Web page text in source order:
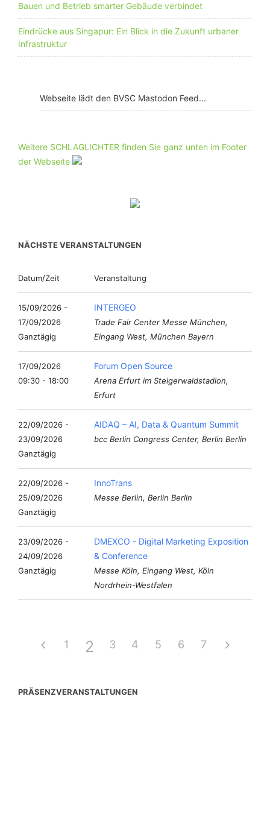
Bauen und Betrieb smarter Gebäude verbindet
Eindrücke aus Singapur: Ein Blick in die Zukunft urbaner
Infrastruktur
Webseite lädt den BVSC Mastodon Feed...
Weitere SCHLAGLICHTER finden Sie ganz unten im Footer
der Webseite
NÄCHSTE VERANSTALTUNGEN
Datum/Zeit Veranstaltung
15/09/2026 -
17/09/2026
Ganztägig
INTERGEO
Trade Fair Center Messe München,
Eingang West, München Bayern
17/09/2026
09:30 - 18:00
Forum Open Source
Arena Erfurt im Steigerwaldstadion,
Erfurt
22/09/2026 -
23/09/2026
Ganztägig
AIDAQ – AI, Data & Quantum Summit
bcc Berlin Congress Center, Berlin Berlin
22/09/2026 -
25/09/2026
Ganztägig
InnoTrans
Messe Berlin, Berlin Berlin
23/09/2026 -
24/09/2026
Ganztägig
DMEXCO - Digital Marketing Exposition
& Conference
Messe Köln, Eingang West, Köln
Nordrhein-Westfalen
1 2 3 4 5 6 7
PRÄSENZVERANSTALTUNGEN